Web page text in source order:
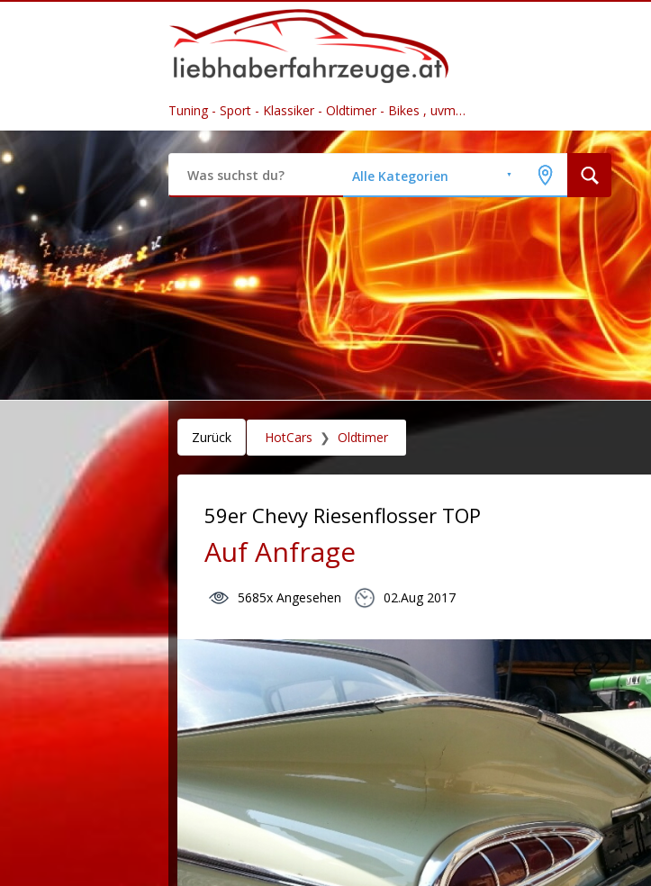
Tuning - Sport - Klassiker - Oldtimer - Bikes , uvm…
Alle Kategorien
Zurück HotCars ❯ Oldtimer
59er Chevy Riesenflosser TOP
Auf Anfrage
5685x Angesehen 02.Aug 2017